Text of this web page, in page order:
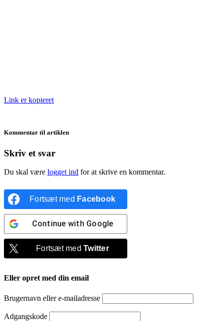
Link er kopieret
Kommentar til artiklen
Skriv et svar
Du skal være logget ind for at skrive en kommentar.
Fortsæt med Facebook
Continue with Google
Fortsæt medTwitter
Eller opret med din email
Brugernavn eller e-mailadresse
Adgangskode